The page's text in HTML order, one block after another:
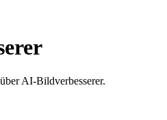
AI-Bildverbesserer.